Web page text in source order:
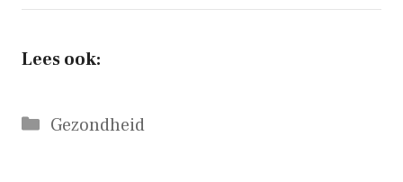
Lees ook:
Categorieën
Gezondheid